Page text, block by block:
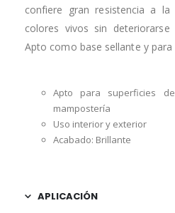
confiere gran resistencia a la
colores vivos sin
Apto como base sellante y
Apto para superficies
mampostería
Uso interior y exterior
Acabado: Brillante
APLICACIÓN